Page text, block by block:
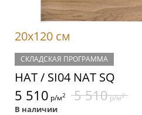
20x120 см
СКЛАДСКАЯ ПРОГРАММА
НАТ / SI04 NAT SQ
5 510 р/м2 5 510р/м2
В наличии